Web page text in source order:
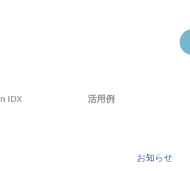
IDX 活用例
お知らせ